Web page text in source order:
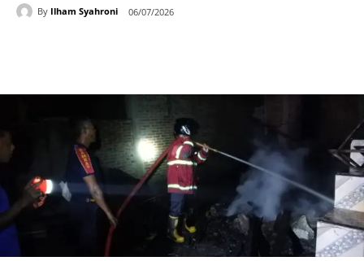
By Ilham Syahroni 06/07/2026